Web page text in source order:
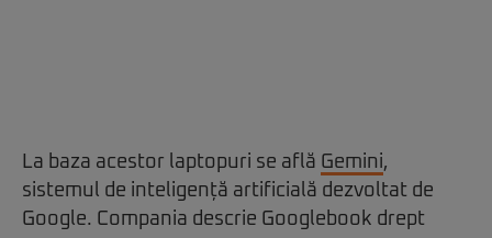
La baza acestor laptopuri se află Gemini,
sistemul de inteligență artificială dezvoltat de
Google. Compania descrie Googlebook drept